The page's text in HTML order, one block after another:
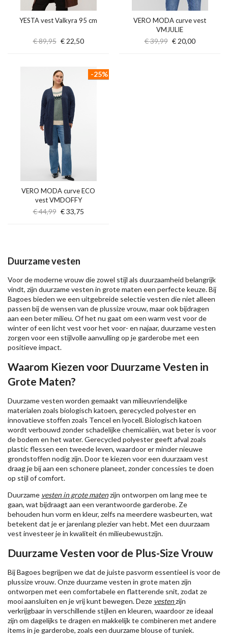
YESTA vest Valkyra 95 cm
€ 89,95 € 22,50
VERO MODA curve vest
VMJULIE
€ 39,99 € 20,00
VERO MODA curve ECO
vest VMDOFFY
€ 44,99 € 33,75
-25%
Duurzame vesten
Voor de moderne vrouw die zowel stijl als duurzaamheid belangrijk
vindt, zijn duurzame vesten in grote maten een perfecte keuze. Bij
Bagoes bieden we een uitgebreide selectie vesten die niet alleen
passen bij de wensen van de plussize vrouw, maar ook bijdragen
aan een beter milieu. Of het nu gaat om een warm vest voor de
winter of een licht vest voor het voor- en najaar, duurzame vesten
zorgen voor een stijlvolle aanvulling op je garderobe met een
positieve impact.
Waarom Kiezen voor Duurzame Vesten in
Grote Maten?
Duurzame vesten worden gemaakt van milieuvriendelijke
materialen zoals biologisch katoen, gerecycled polyester en
innovatieve stoffen zoals Tencel en lyocell. Biologisch katoen
wordt verbouwd zonder schadelijke chemicaliën, wat beter is voor
de bodem en het water. Gerecycled polyester geeft afval zoals
plastic flessen een tweede leven, waardoor er minder nieuwe
grondstoffen nodig zijn. Door te kiezen voor een duurzaam vest
draag je bij aan een schonere planeet, zonder concessies te doen
op stijl of comfort.
Duurzame vesten in grote matenzijn ontworpen om lang mee te
gaan, wat bijdraagt aan een verantwoorde garderobe. Ze
behouden hun vorm en kleur, zelfs na meerdere wasbeurten, wat
betekent dat je er jarenlang plezier van hebt. Met een duurzaam
vest investeer je in kwaliteit én milieubewustzijn.
Duurzame Vesten voor de Plus-Size Vrouw
Bij Bagoes begrijpen we dat de juiste pasvorm essentieel is voor de
plussize vrouw. Onze duurzame vesten in grote maten zijn
ontworpen met een comfortabele en flatterende snit, zodat ze
mooi aansluiten en je vrij kunt bewegen. Deze vestenzijn
verkrijgbaar in verschillende stijlen en kleuren, waardoor ze ideaal
zijn om dagelijks te dragen en makkelijk te combineren met andere
items in je garderobe, zoals een duurzame blouse of tuniek.